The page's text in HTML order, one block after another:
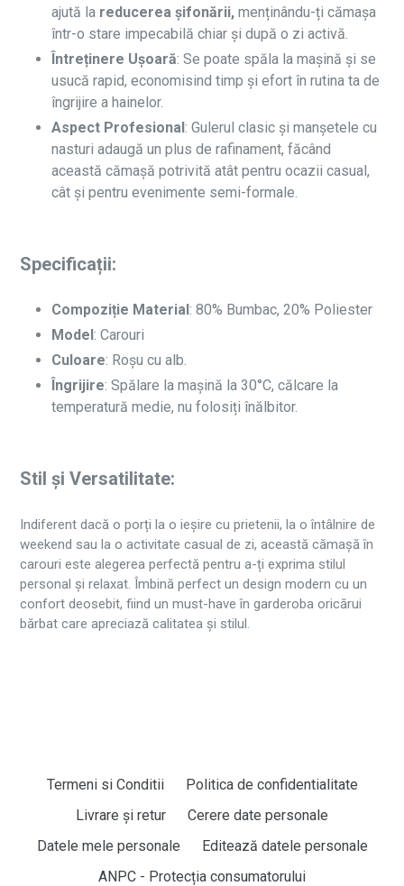
ajută la reducerea șifonării, menținându-ți cămașa
într-o stare impecabilă chiar și după o zi activă.
Întreținere Ușoară: Se poate spăla la mașină și se
usucă rapid, economisind timp și efort în rutina ta de
îngrijire a hainelor.
Aspect Profesional: Gulerul clasic și manșetele cu
nasturi adaugă un plus de rafinament, făcând
această cămașă potrivită atât pentru ocazii casual,
cât și pentru evenimente semi-formale.
Specificații:
Compoziție Material: 80% Bumbac, 20% Poliester
Model: Carouri
Culoare: Roșu cu alb.
Îngrijire: Spălare la mașină la 30°C, călcare la
temperatură medie, nu folosiți înălbitor.
Stil și Versatilitate:
Indiferent dacă o porți la o ieșire cu prietenii, la o întâlnire de
weekend sau la o activitate casual de zi, această cămașă în
carouri este alegerea perfectă pentru a-ți exprima stilul
personal și relaxat. Îmbină perfect un design modern cu un
confort deosebit, fiind un must-have în garderoba oricărui
bărbat care apreciază calitatea și stilul.
Termeni si Conditii
Politica de confidentialitate
Livrare și retur
Cerere date personale
Datele mele personale
Editează datele personale
ANPC - Protecția consumatorului